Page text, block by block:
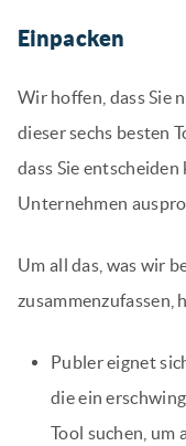
Einpacken
Wir hoffen, dass Sie
dieser sechs besten
dass Sie
Unternehmen
Um all das, was wir
zusammenzufassen,
Publer eignet
die ein
Tool suchen, um